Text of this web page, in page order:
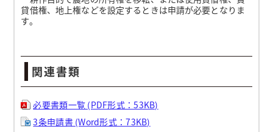
貸借権、地上権などを設定するときは申請が必要となりま
す。
関連書類
必要書類一覧 (PDF形式：53KB)
3条申請書 (Word形式：73KB)